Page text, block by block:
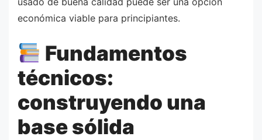
económica viable para principiantes.
Fundamentos
técnicos:
construyendo una
base sólida